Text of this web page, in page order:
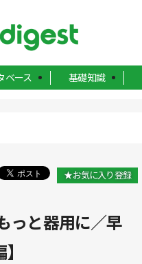
ベース 基礎知識
★お気に入り登録
っと器用に／早